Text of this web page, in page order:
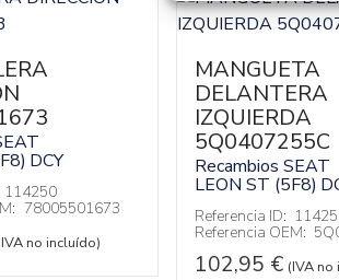
DCY
114250
78005501673
no incluído)
MANGUETA
DELANTERA
IZQUIERDA
5Q0407255C
Recambios SEAT
LEON ST (5F8)
Referencia ID:
Referencia OEM:
102,95 € (IVA no